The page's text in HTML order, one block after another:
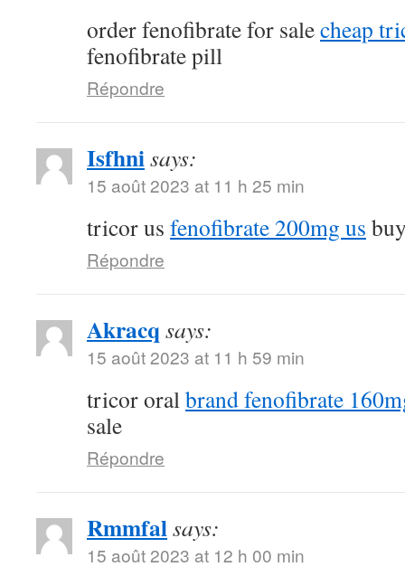
order fenofibrate for salecheap
fenofibrate pill
Répondre
Isfhnisays:
15 août 2023 at 11 h 25 min
tricor us fenofibrate 200mg us
Répondre
Akracq says:
15 août 2023 at 11 h 59 min
tricor oralbrand fenofibrate
sale
Répondre
Rmmfalsays:
15 août 2023 at 12 h 00 min